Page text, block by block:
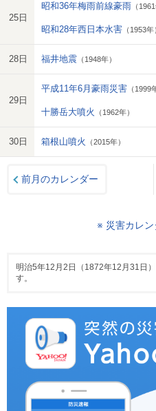
25日
昭和36年梅雨前線豪雨 （1961
昭和28年西日本水害 （1953年
28日 福井地震 （1948年）
29日
平成11年6月豪雨災害 （1999
十勝岳大噴火 （1962年）
30日 箱根山噴火 （2015年）
前月のカレンダー
※ 災害カレ
明治5年12月2日（1872年12月31日
す。